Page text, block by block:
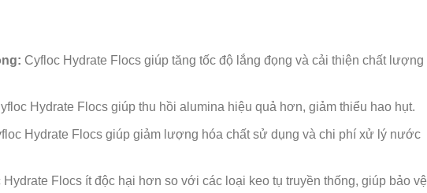
Cyfloc Hydrate Flocs giúp tăng tốc độ lắng đọng và cải thiện chất lượng
Hydrate Flocs giúp thu hồi alumina hiệu quả hơn, giảm thiểu hao hụt.
Hydrate Flocs giúp giảm lượng hóa chất sử dụng và chi phí xử lý nước
Hydrate Flocs ít độc hại hơn so với các loại keo tụ truyền thống, giúp bảo vệ